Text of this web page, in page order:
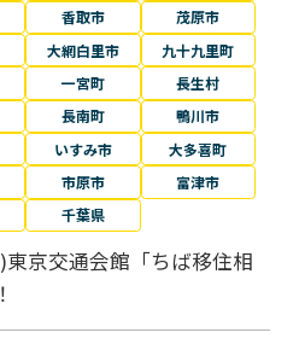
香取市
茂原市
大網白里市
九十九里町
一宮町
長生村
長南町
鴨川市
いすみ市
大多喜町
市原市
富津市
千葉県
東京交通会館「ちば移住相